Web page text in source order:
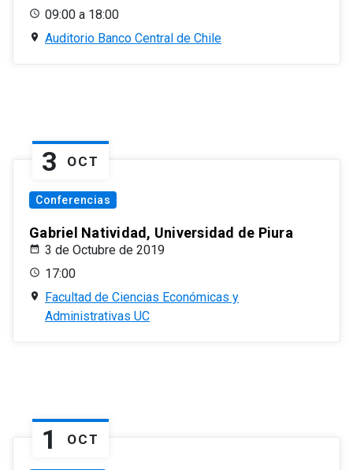
09:00 a 18:00
Auditorio Banco Central de Chile
3 OCT
Conferencias
Gabriel Natividad, Universidad de Piura
3 de Octubre de 2019
17:00
Facultad de Ciencias Económicas y
Administrativas UC
1 OCT